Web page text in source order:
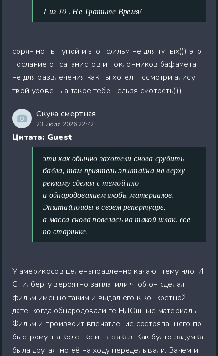
1 из 10 . Не Тратьте Время!
сорян но ты тупой и этот фильм не для тупых))) это
послание от сатанистов и поклонников бафамета!
не для развлечения как ты хотел! посмотри алису
твой уровень а такое тебе нельзя смотреть)))
Скука смертная
23 июля 2026 22:42
Цитата: Guest
эти как обычно захотели снова срубить
бабла, там приятель эпштайна на верху
рекламу сделал с темой нло
и обнародованием якобы материалов.
Эпштайноиды в своем репертуаре,
а масса снова повелась на такой шлак. все
по старинке.
У америкосов целенаправленно качают тему нло. И
Спилбергу вероятно заплатили чтоб он сделал
фильм именно таким и выдал его к конкретной
дате, когда обнародовали те НЛОшные материалы.
Фильм и произвоит впечатление состряпанного по
быстрому, на коленке и на заказ. Как будто задумка
была другая, но её на ходу переделывали. Зачем и